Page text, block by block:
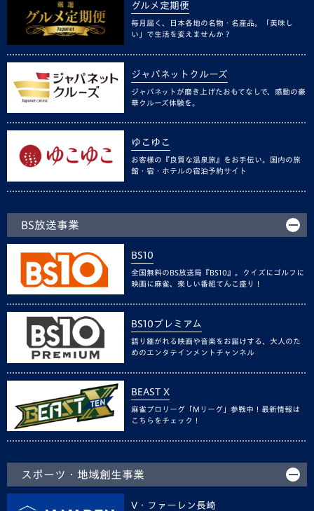
グルメ定期便
毎月届く、日本各地の名物・名産品。「美味し
い」で生活を変えませんか？
ジャパネットクルーズ
ジャパネットが磨き上げたおもてなしで、感動の豪
華クルーズ体験を。
ゆこゆこ
お客様の『良質な温泉旅』をお手伝い。国内の旅
館・宿・ホテルの宿泊予約サイト
BS放送事業
BS10
全国無料のBS放送局『BS10』。クイズにゴルフに
映画に麻雀、楽しい番組てんこ盛り！
BS10プレミアム
語り継がれる映画や音楽をお届けする、大人のた
めのエンタテインメントチャンネル
BEAST X
麻雀プロリーグ「Mリーグ」参戦中！最新情報は
こちらをチェック！
スポーツ・地域創生事業
V・ファーレン長崎